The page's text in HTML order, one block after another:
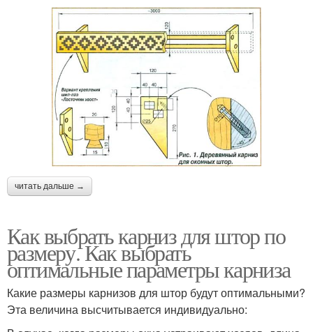
читать дальше →
Как выбрать карниз для штор по
размеру. Как выбрать
оптимальные параметры карниза
Какие размеры карнизов для штор будут оптимальными?
Эта величина высчитывается индивидуально: